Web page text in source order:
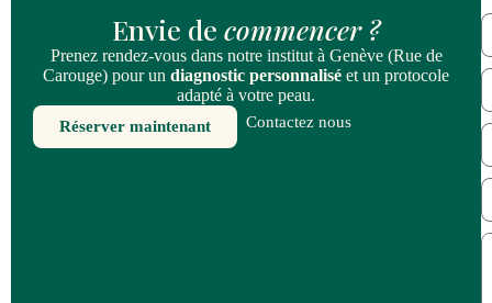
Envie de commencer ?
Prenez rendez-vous dans notre institut à Genève (Rue de
Carouge) pour un diagnostic personnalisé et un protocole
adapté à votre peau.
Réserver maintenant Contactez nous